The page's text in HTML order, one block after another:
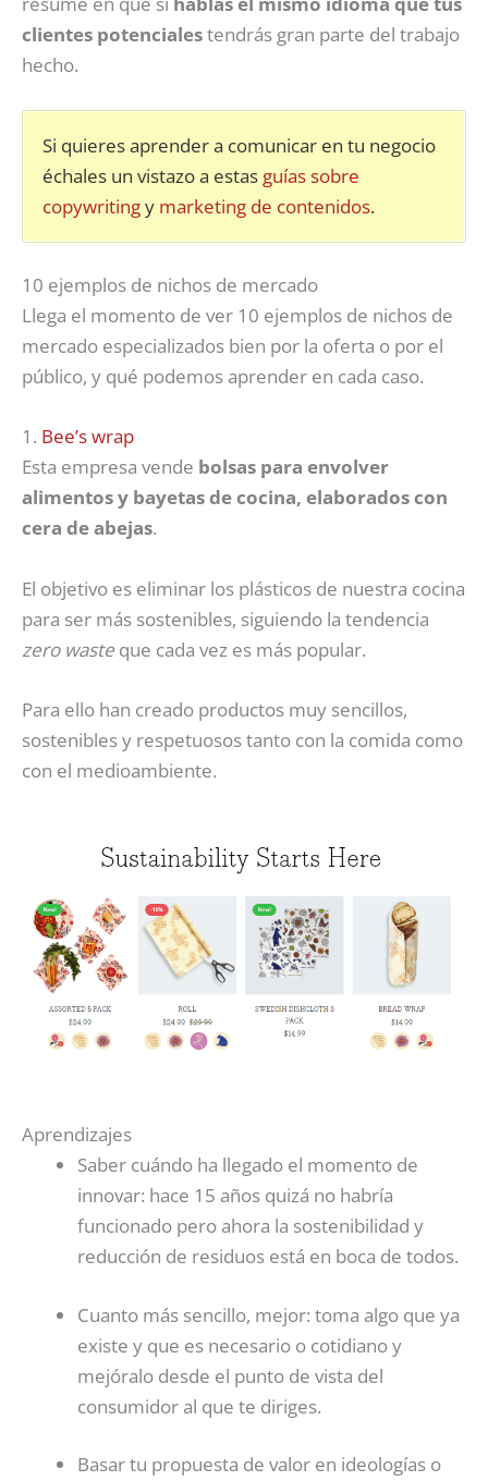
clientes potencialestendrás gran parte del trabajo
hecho.
Si quieres aprender a comunicar en tu negocio
échales un vistazo a estas guías sobre
copywritingy marketing de contenidos.
10 ejemplos de nichos de mercado
Llega el momento de ver 10 ejemplos de nichos de
mercado especializados bien por la oferta o por el
público, y qué podemos aprender en cada caso.
1. Bee’s wrap
Esta empresa vende bolsas para envolver
alimentos y bayetas de cocina, elaborados con
cera de abejas.
El objetivo es eliminar los plásticos de nuestra cocina
para ser más sostenibles, siguiendo la tendencia
zero waste que cada vez es más popular.
Para ello han creado productos muy sencillos,
sostenibles y respetuosos tanto con la comida como
con el medioambiente.
Aprendizajes
Saber cuándo ha llegado el momento de
innovar: hace 15 años quizá no habría
funcionado pero ahora la sostenibilidad y
reducción de residuos está en boca de todos.
Cuanto más sencillo, mejor: toma algo que ya
existe y que es necesario o cotidiano y
mejóralo desde el punto de vista del
consumidor al que te diriges.
Basar tu propuesta de valor en ideologías o